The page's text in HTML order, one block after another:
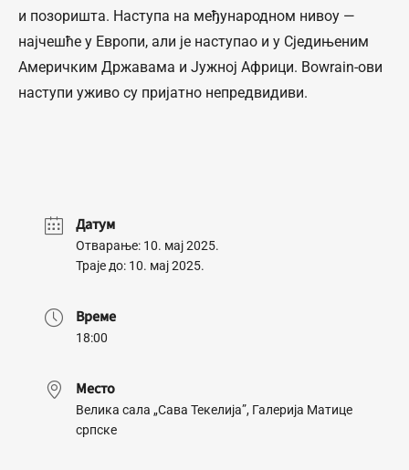
и позоришта. Наступа на међународном нивоу —
најчешће у Европи, али је наступао и у Сједињеним
Америчким Државама и Јужној Африци. Bowrain-ови
наступи уживо су пријатно непредвидиви.
Датум
Отварање: 10. мај 2025.
Траје до: 10. мај 2025.
Време
18:00
Место
Велика сала „Сава Текелија”, Галерија Матице
српске